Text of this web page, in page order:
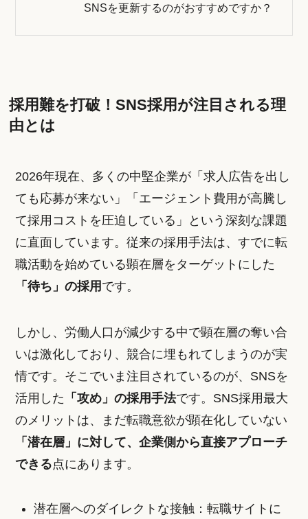
SNSを更新するのがおすすめですか？
採用難を打破！SNS採用が注目される理
由とは
2026年現在、多くの中堅企業が「求人広告を出し
ても応募が来ない」「エージェント費用が高騰し
て採用コストを圧迫している」という深刻な課題
に直面しています。従来の採用手法は、すでに転
職活動を始めている顕在層をターゲットにした
「待ち」の採用 です。
しかし、労働人口が減少する中で顕在層の奪い合
いは激化しており、競合に埋もれてしまうのが実
情です。そこでいま注目されているのが、SNSを
活用した 「攻め」の採用手法です。SNS採用最大
のメリットは、まだ転職意欲が顕在化していない
「潜在層」に対して、企業側から直接アプローチ
できる点にあります。
潜在層へのダイレクトな接触：転職サイトに